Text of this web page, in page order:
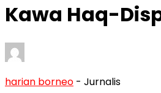
Kawa Haq-
harian borneo - Jurnalis